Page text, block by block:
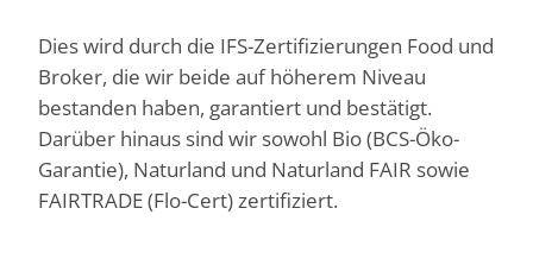
Dies wird durch die IFS-Zertifizierungen Food und
Broker, die wir beide auf höherem Niveau
bestanden haben, garantiert und bestätigt.
Darüber hinaus sind wir sowohl Bio (BCS-Öko-
Garantie), Naturland und Naturland FAIR sowie
FAIRTRADE (Flo-Cert) zertifiziert.